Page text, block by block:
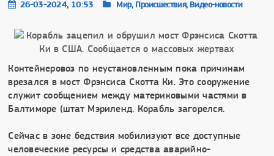
26-03-2024, 10:53 Мир, Происшествия, Видео-новости
Контейнеровоз по неустановленным пока причинам
врезался в мост Фрэнсиса Скотта Ки. Это сооружение
служит сообщением между материковыми частями в
Балтиморе (штат Мэриленд. Корабль загорелся.
Сейчас в зоне бедствия мобилизуют все доступные
человеческие ресурсы и средства аварийно-